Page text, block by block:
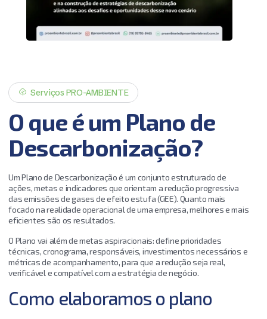
Serviços PRO-AMBIENTE
O queéum Plano de
Descarbonização?
Um Plano de Descarbonização é um conjunto estruturado de
ações, metas e indicadores que orientam a redução progressiva
das emissões de gases de efeito estufa (GEE). Quanto mais
focado na realidade operacional de uma empresa, melhores e mais
eficientes são os resultados.
O Plano vai além de metas aspiracionais: define prioridades
técnicas, cronograma, responsáveis, investimentos necessários e
métricas de acompanhamento, para que a redução seja real,
verificável e compatível com a estratégia de negócio.
Como elaboramos o plano